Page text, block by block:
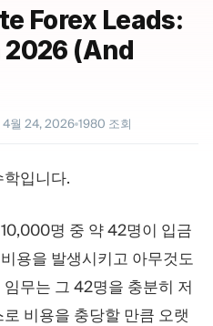
Forex Leads:
(And
4월 24, 2026 1980 조회
입니다.
명 중 약 42명이 입금
용을 발생시키고 아무것도
무는 그 42명을 충분히 저
비용을 충당할 만큼 오랫
바이너리 옵션
더보기
회사 소개
팀